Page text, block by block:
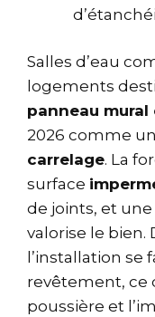
Salles d’eau
logements
panneau
2026 comme
carrelage. La
surface
de joints, et
valorise le bien.
l’installation se
revêtement, ce
poussière et